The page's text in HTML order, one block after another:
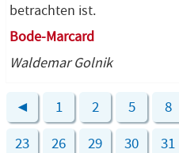
betrachten ist.
Bode-Marcard
Waldemar Golnik
◄ 1 2 5 8
23 26 29 30 31